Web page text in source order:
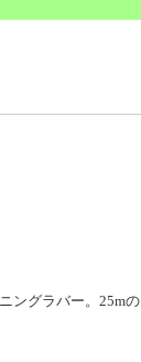
ングラバー。25mの